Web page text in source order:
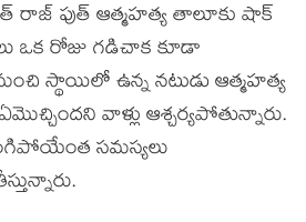
రాజ్ పుత్ ఆత్మహత్య తాలూకు షాక్
ఒక రోజు గడిచాక కూడా
స్థాయిలో ఉన్న నటుడు ఆత్మహత్య
వాళ్లు ఆశ్చర్యపోతున్నారు.
సమస్యలు